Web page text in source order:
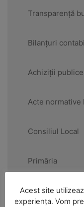
Transparență
Bilanțuri
Achiziții publice
Acte normative
Consiliul Local
Primăria
Urbanism și
Acest site
experiența. Vom